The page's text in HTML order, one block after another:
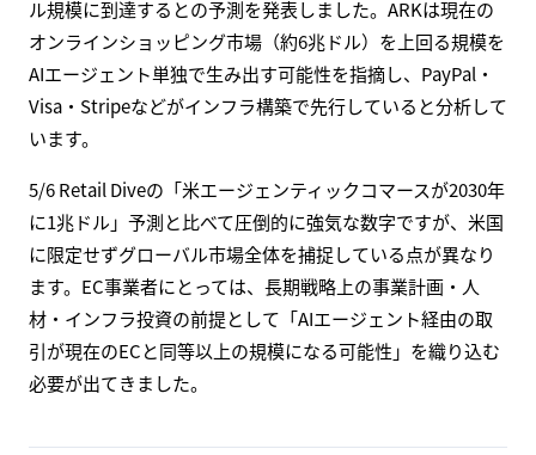
ル規模に到達するとの予測を発表しました。ARKは現在の
オンラインショッピング市場（約6兆ドル）を上回る規模を
AIエージェント単独で生み出す可能性を指摘し、PayPal・
Visa・Stripeなどがインフラ構築で先行していると分析して
います。
5/6 Retail Diveの「米エージェンティックコマースが2030年
に1兆ドル」予測と比べて圧倒的に強気な数字ですが、米国
に限定せずグローバル市場全体を捕捉している点が異なり
ます。EC事業者にとっては、長期戦略上の事業計画・人
材・インフラ投資の前提として「AIエージェント経由の取
引が現在のECと同等以上の規模になる可能性」を織り込む
必要が出てきました。